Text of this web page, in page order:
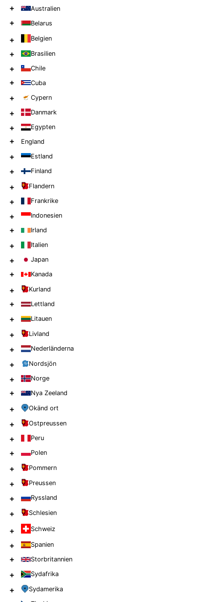
+ Australien
+ Belarus
+ Belgien
+ Brasilien
+ Chile
+ Cuba
+ Cypern
+ Danmark
+ Egypten
+ England
+ Estland
+ Finland
+ Flandern
+ Frankrike
+ Indonesien
+ Irland
+ Italien
+ Japan
+ Kanada
+ Kurland
+ Lettland
+ Litauen
+ Livland
+ Nederländerna
+ Nordsjön
+ Norge
+ Nya Zeeland
+ Okänd ort
+ Ostpreussen
+ Peru
+ Polen
+ Pommern
+ Preussen
+ Ryssland
+ Schlesien
+ Schweiz
+ Spanien
+ Storbritannien
+ Sydafrika
+ Sydamerika